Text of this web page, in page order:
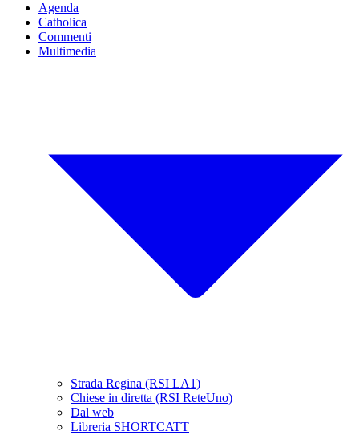
Agenda
Catholica
Commenti
Multimedia
Strada Regina (RSI LA1)
Chiese in diretta (RSI ReteUno)
Dal web
Libreria SHORTCATT